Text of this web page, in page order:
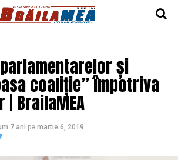
și
coaliție” împotriva
BrailaMEA
7 ani pe martie 6, 2019